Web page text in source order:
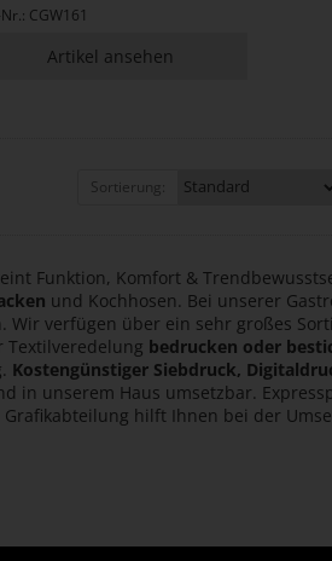
CGW161
Artikel ansehen
Sortierung:
Funktion, Komfort &
und Kochhosen. Bei unserer
verfügen über ein sehr großes
Textilveredelung bedrucken oder
Kostengünstiger Siebdruck,
in unserem Haus umsetzbar.
hilft Ihnen bei der